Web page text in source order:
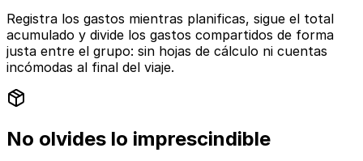
Registra los gastos mientras planificas, sigue el total
acumulado y divide los gastos compartidos de forma
justa entre el grupo: sin hojas de cálculo ni cuentas
incómodas al final del viaje.
No olvides lo imprescindible